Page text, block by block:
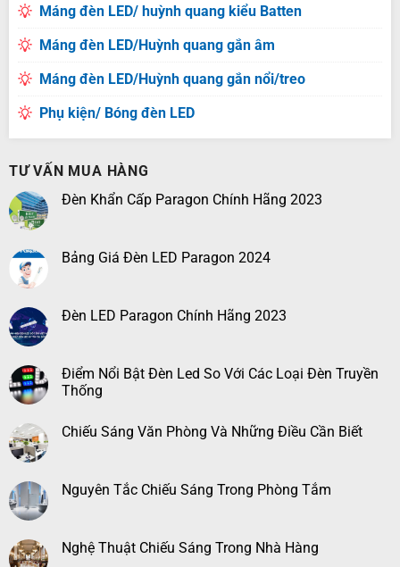
Máng đèn LED/ huỳnh quang kiểu Batten
Máng đèn LED/Huỳnh quang gắn âm
Máng đèn LED/Huỳnh quang gắn nổi/treo
Phụ kiện/ Bóng đèn LED
TƯ VẤN MUA HÀNG
Đèn Khẩn Cấp Paragon Chính Hãng 2023
Bảng Giá Đèn LED Paragon 2024
Đèn LED Paragon Chính Hãng 2023
Điểm Nổi Bật Đèn Led So Với Các Loại Đèn Truyền
Thống
Chiếu Sáng Văn Phòng Và Những Điều Cần Biết
Nguyên Tắc Chiếu Sáng Trong Phòng Tắm
Nghệ Thuật Chiếu Sáng Trong Nhà Hàng